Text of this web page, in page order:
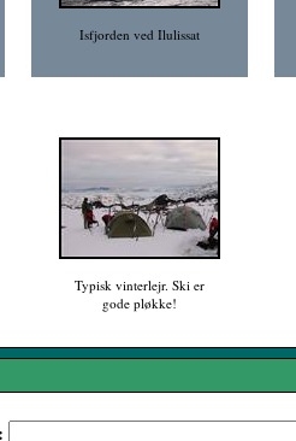
Isfjorden ved Ilulissat
Typisk vinterlejr. Ski er
gode pløkke!